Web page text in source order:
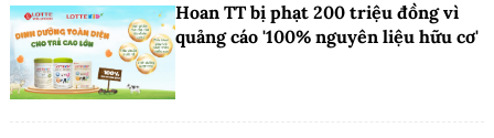
Hoan TT bị phạt 200 triệu đồng vì
quảng cáo '100% nguyên liệu hữu cơ'